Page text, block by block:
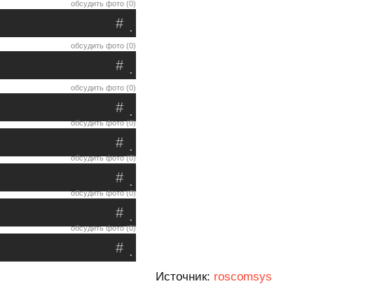
обсудить фото (0)
.
#
обсудить фото (0)
.
#
обсудить фото (0)
.
#
обсудить фото (0)
.
#
обсудить фото (0)
.
#
обсудить фото (0)
.
#
обсудить фото (0)
.
#
Источник: roscomsys